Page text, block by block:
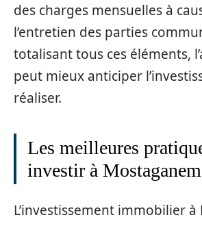
des charges mensuelles à
l’entretien des parties
totalisant tous ces éléments,
peut mieux anticiper
réaliser.
Les meilleures
investir à Mostaganem
L’investissement immobilier